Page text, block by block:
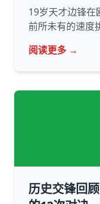
19岁天才边锋在
前所未有的速度
阅读更多 →
历史交锋回